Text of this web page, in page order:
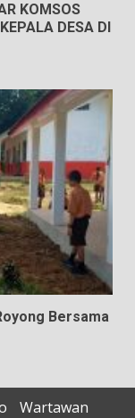
KOMSOS
DESA DI
Bersama
Wartawan